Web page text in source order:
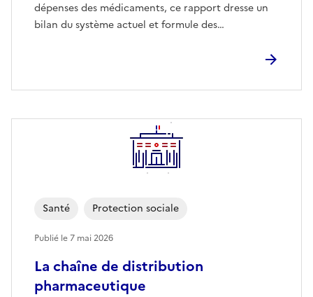
dépenses des médicaments, ce rapport dresse un
bilan du système actuel et formule des…
La chaîne de distribution
pharmaceutique
Santé Protection sociale
Publié le7 mai 2026